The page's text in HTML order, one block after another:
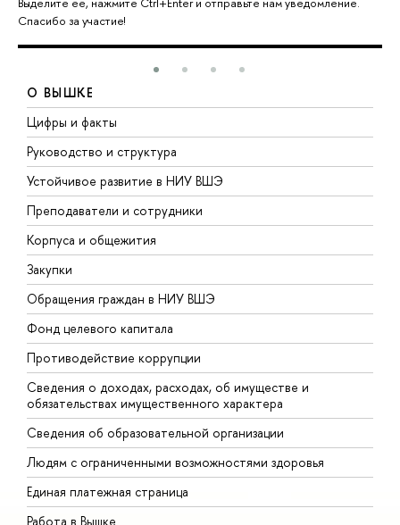
Спасибо за участие!
О ВЫШКЕ
Цифры и факты
Руководство и структура
Устойчивое развитие в НИУ ВШЭ
Преподаватели и сотрудники
Корпуса и общежития
Закупки
Обращения граждан в НИУ ВШЭ
Фонд целевого капитала
Противодействие коррупции
Сведения о доходах, расходах, об имуществе и
обязательствах имущественного характера
Сведения об образовательной организации
Людям с ограниченными возможностями здоровья
Единая платежная страница
Работа в Вышке